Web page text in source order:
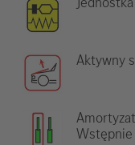
Aktywny
Wstępnie